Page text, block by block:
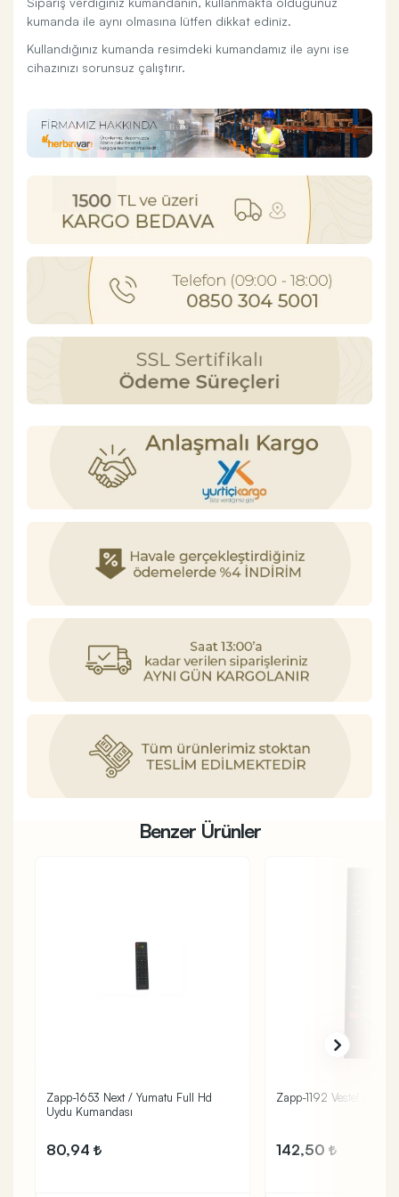
kumanda ile aynı olmasına lütfen dikkat ediniz.
Kullandığınız kumanda resimdeki kumandamız ile aynı ise
cihazınızı sorunsuz çalıştırır.
Benzer Ürünler
Zapp-1653 Next / Yumatu Full Hd
Uydu Kumandası
80,94
Zapp-1192 Vestel Lcd
142,50